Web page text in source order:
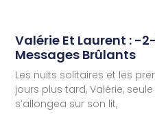
Valérie Et Laurent : -
Messages Brûlants
Les nuits solitaires et les
jours plus tard, Valérie,
s’allongea sur son lit,